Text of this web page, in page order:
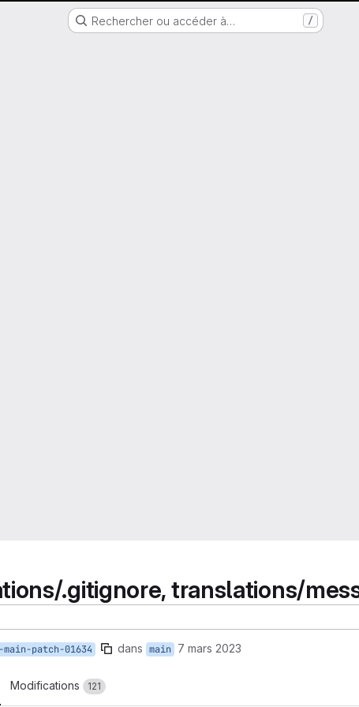
Nantes Université
Rechercher ou accéder à… /
.gitignore, translations/
main-patch-01634 dans main 7 mars 2023
Modifications 121